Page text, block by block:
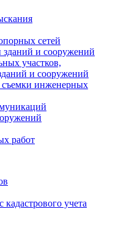
сетей
и сооружений
участков,
и сооружений
съемки инженерных
работ
кадастрового учета